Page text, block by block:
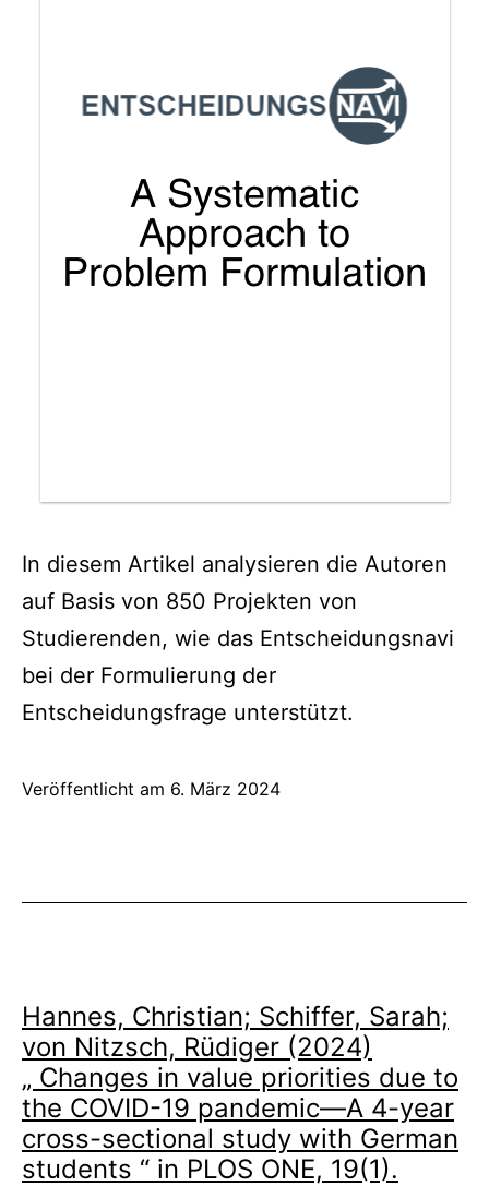
In diesem Artikel analysieren die Autoren
auf Basis von 850 Projekten von
Studierenden, wie das Entscheidungsnavi
bei der Formulierung der
Entscheidungsfrage unterstützt.
Veröffentlicht am 6. März 2024
Hannes, Christian; Schiffer, Sarah;
von Nitzsch, Rüdiger (2024)
„ Changes in value priorities due to
the COVID-19 pandemic—A 4-year
cross-sectional study with German
students “ in PLOS ONE, 19(1).